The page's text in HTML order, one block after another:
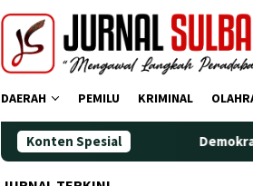
DAERAH PEMILU KRIMINAL
Konten Spesial Demokrat Polman